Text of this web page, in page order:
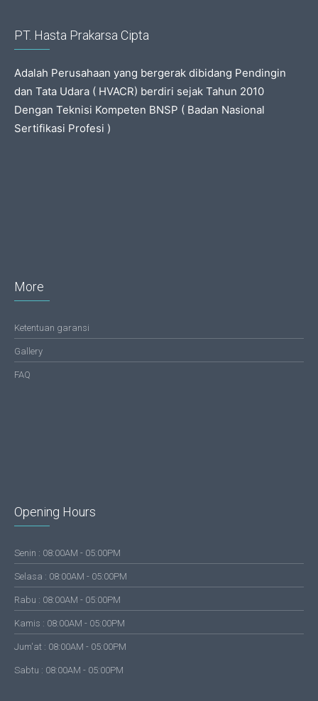
PT. Hasta Prakarsa Cipta
Adalah Perusahaan yang bergerak dibidang Pendingin
dan Tata Udara ( HVACR) berdiri sejak Tahun 2010
Dengan Teknisi Kompeten BNSP ( Badan Nasional
Sertifikasi Profesi )
More
Ketentuan garansi
Gallery
FAQ
Opening Hours
Senin : 08:00AM - 05:00PM
Selasa : 08:00AM - 05:00PM
Rabu : 08:00AM - 05:00PM
Kamis : 08:00AM - 05:00PM
Jum'at : 08:00AM - 05:00PM
Sabtu : 08:00AM - 05:00PM